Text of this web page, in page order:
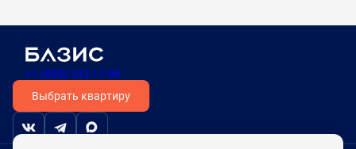
+7 (800) 333-17-89
Выбрать квартиру